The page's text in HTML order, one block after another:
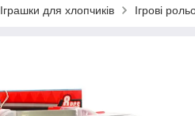
Іграшки для хлопчиків Ігрові